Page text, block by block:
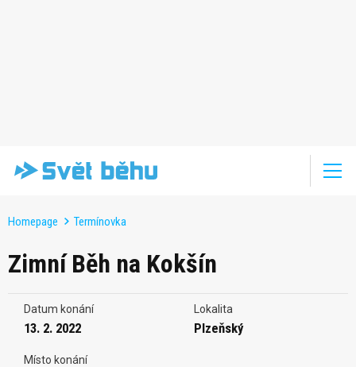
Homepage Termínovka
Zimní Běh na Kokšín
Datum konání
13. 2. 2022
Lokalita
Plzeňský
Místo konání